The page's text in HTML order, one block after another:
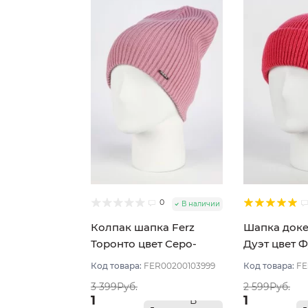
0 В наличии
Колпак шапка Ferz
Торонто цвет Серо-
розовый
Код товара: FER00200103999
3 399Руб.
1
В
Шапка
Дуэт цвет
Код товара:
2 599Руб.
1